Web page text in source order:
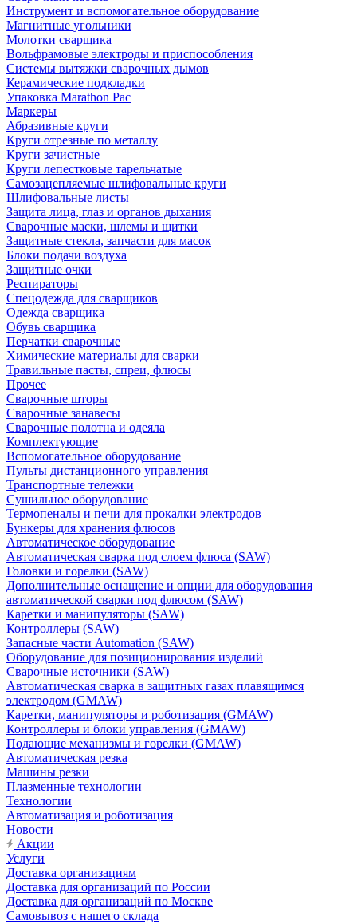
Инструмент и вспомогательное оборудование
Магнитные угольники
Молотки сварщика
Вольфрамовые электроды и приспособления
Системы вытяжки сварочных дымов
Керамические подкладки
Упаковка Marathon Pac
Маркеры
Абразивные круги
Круги отрезные по металлу
Круги зачистные
Круги лепестковые тарельчатые
Самозацепляемые шлифовальные круги
Шлифовальные листы
Защита лица, глаз и органов дыхания
Сварочные маски, шлемы и щитки
Защитные стекла, запчасти для масок
Блоки подачи воздуха
Защитные очки
Респираторы
Спецодежда для сварщиков
Одежда сварщика
Обувь сварщика
Перчатки сварочные
Химические материалы для сварки
Травильные пасты, спреи, флюсы
Прочее
Сварочные шторы
Сварочные занавесы
Сварочные полотна и одеяла
Комплектующие
Вспомогательное оборудование
Пульты дистанционного управления
Транспортные тележки
Сушильное оборудование
Термопеналы и печи для прокалки электродов
Бункеры для хранения флюсов
Автоматическое оборудование
Автоматическая сварка под слоем флюса (SAW)
Головки и горелки (SAW)
Дополнительные оснащение и опции для оборудования
автоматической сварки под флюсом (SAW)
Каретки и манипуляторы (SAW)
Контроллеры (SAW)
Запасные части Automation (SAW)
Оборудование для позиционирования изделий
Сварочные источники (SAW)
Автоматическая сварка в защитных газах плавящимся
электродом (GMAW)
Каретки, манипуляторы и роботизация (GMAW)
Контроллеры и блоки управления (GMAW)
Подающие механизмы и горелки (GMAW)
Автоматическая резка
Машины резки
Плазменные технологии
Технологии
Автоматизация и роботизация
Новости
Акции
Услуги
Доставка организациям
Доставка для организаций по России
Доставка для организаций по Москве
Самовывоз с нашего склада